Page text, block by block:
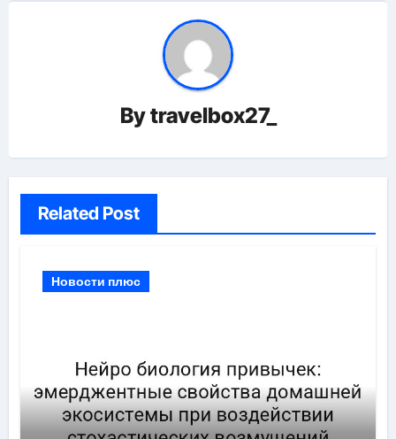
Bytravelbox27_
Related Post
Новости плюс